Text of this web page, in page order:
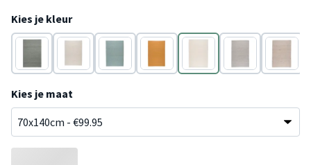
Kies je kleur
Groen Grijs Blauw Geel Wit Grijs Wit
Kies je maat